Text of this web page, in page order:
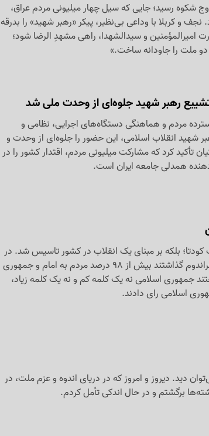
شکوه رسید؛ جایی که سیل چهار میلیونی مردم عراق،
و کربلا با وداعی بی‌نظیر، پیکر «رهبر شهید» را بدرقه
امیرالمؤمنین و سیدالشهدا، راهی مشهدِ الرضا شود؛
دو ملت را جاودانه ساخت.»
تشییع رهبر شهید جلوه‌ای از وحدت ملی شد
مردم و هماهنگی دستگاه‌های اجرایی، نظامی و
شهید انقلاب اسلامی، این حضور را جلوه‌ای از وحدت و
کرد که مشارکت میلیونی مردم، اقتدار کشور را در
همدلی جامعه ایران است.
کودتا؛ بلکه بر مبنای یک انقلاب در کشور تاسیس شد. در
انقلابی که امام داشتند زمانی که رفراندوم گذاشتند بیش از 98 درصد مردم به امام و جمهوری
جمهوری اسلامی نه یک کلمه کم و نه یک کلمه زیاد،
اسلامی رای دادند.
دید. دیروز و امروز که در دریای اندوه و عزم ملت، در
برگشتم و در حال اندکی تأمل کردم.